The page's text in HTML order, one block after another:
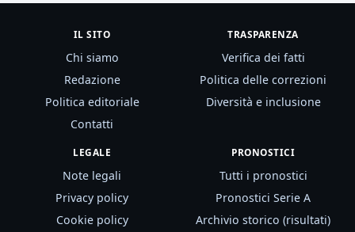
IL SITO
Chi siamo
Redazione
Politica editoriale
Contatti
TRASPARENZA
Verifica dei fatti
Politica delle correzioni
Diversità e inclusione
LEGALE
Note legali
Privacy policy
Cookie policy
PRONOSTICI
Tutti i pronostici
Pronostici Serie A
Archivio storico (risultati)